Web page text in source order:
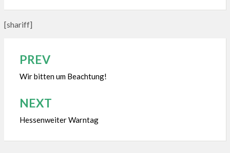
[shariff]
Beitragsnavigation
PREV
Wir bitten um Beachtung!
NEXT
Hessenweiter Warntag